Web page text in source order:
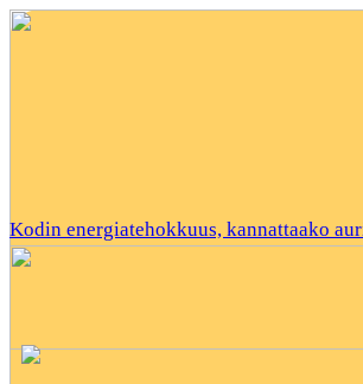
Kodin energiatehokkuus, kannattaako